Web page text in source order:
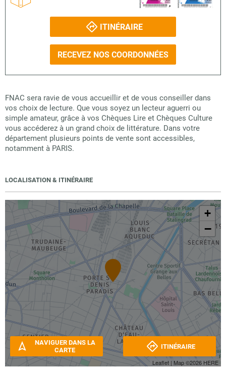
ITINÉRAIRE
RECEVEZ NOS COORDONNÉES
FNAC sera ravie de vous accueillir et de vous conseiller dans
vos choix de lecture. Que vous soyez un lecteur aguerri ou
simple amateur, grâce à vos Chèques Lire et Chèques Culture
vous accéderez à un grand choix de littérature. Dans votre
département plusieurs points de vente sont accessibles,
notamment à PARIS.
LOCALISATION & ITINÉRAIRE
+
−
Leaflet | Map ©2026 HERE
NAVIGUER DANS LA
CARTE
ITINÉRAIRE